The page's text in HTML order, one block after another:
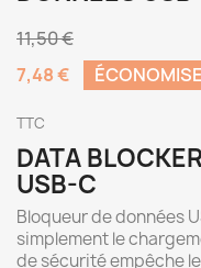
11,50 €
7,48 €
TTC
DATA
USB-C
Bloqueur de données
simplement le
de sécurité empêche